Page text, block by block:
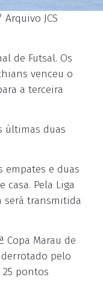
JCS
de Futsal. Os
venceu o
a terceira
últimas duas
empates e duas
Pela Liga
será transmitida
Copa Marau de
pelo
pontos